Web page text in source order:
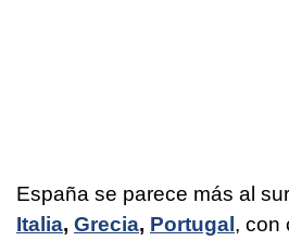
España se parece más al
Italia, Grecia, Portugal, con